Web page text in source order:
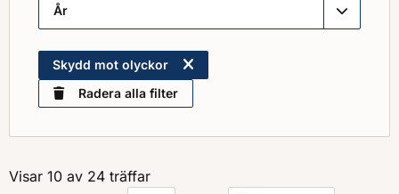
År
Skydd mot olyckor
Radera alla filter
Visar 10 av 24 träffar